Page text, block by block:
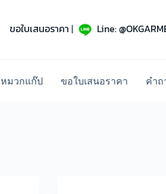
ขอใบเสนอราคา | Line:
หมวกแก๊ป ขอใบเสนอราคา คำถ